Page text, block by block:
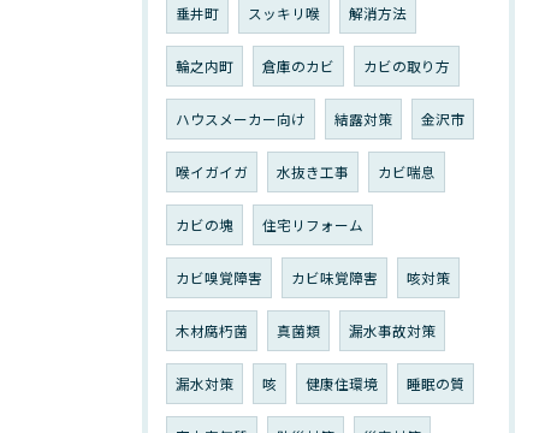
垂井町 スッキリ喉 解消方法
輪之内町 倉庫のカビ カビの取り方
ハウスメーカー向け 結露対策 金沢市
喉イガイガ 水抜き工事 カビ喘息
カビの塊 住宅リフォーム
カビ嗅覚障害 カビ味覚障害 咳対策
木材腐朽菌 真菌類 漏水事故対策
漏水対策 咳 健康住環境 睡眠の質